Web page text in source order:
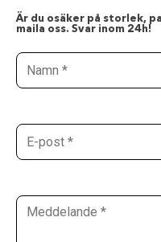
Är du osäker på storlek,
maila oss. Svar inom 24h!